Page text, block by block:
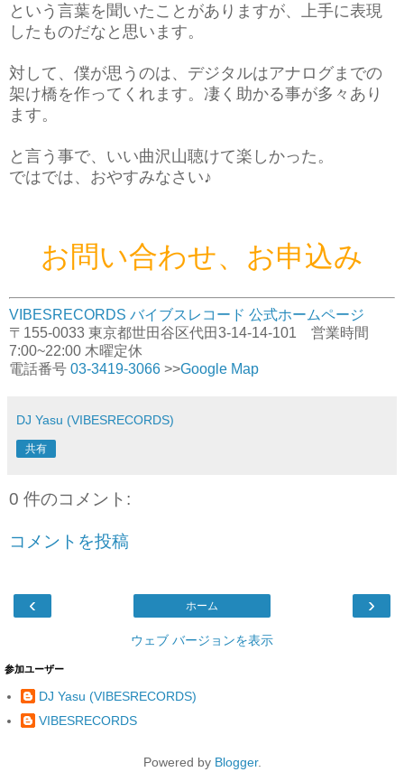
という言葉を聞いたことがありますが、上手に表現
したものだなと思います。
対して、僕が思うのは、デジタルはアナログまでの
架け橋を作ってくれます。凄く助かる事が多々あり
ます。
と言う事で、いい曲沢山聴けて楽しかった。
ではでは、おやすみなさい♪
お問い合わせ、お申込み
VIBESRECORDS バイブスレコード 公式ホームページ
〒155-0033 東京都世田谷区代田3-14-14-101 営業時間
7:00~22:00 木曜定休
電話番号 03-3419-3066 >>Google Map
DJ Yasu (VIBESRECORDS)
共有
0 件のコメント:
コメントを投稿
‹ ›
ホーム
ウェブ バージョンを表示
参加ユーザー
DJ Yasu (VIBESRECORDS)
VIBESRECORDS
Powered by Blogger.